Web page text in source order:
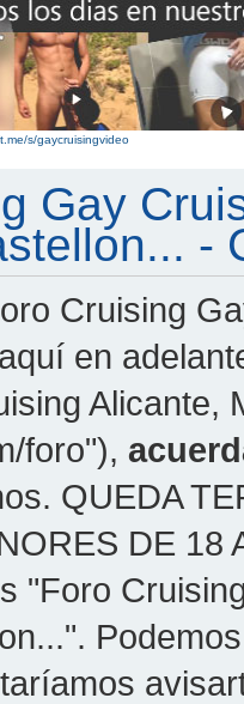
s/gaycruisingvideo
Gay
-
Cruising
en
Alicante,
foro"),
QUEDA
DE
"Foro